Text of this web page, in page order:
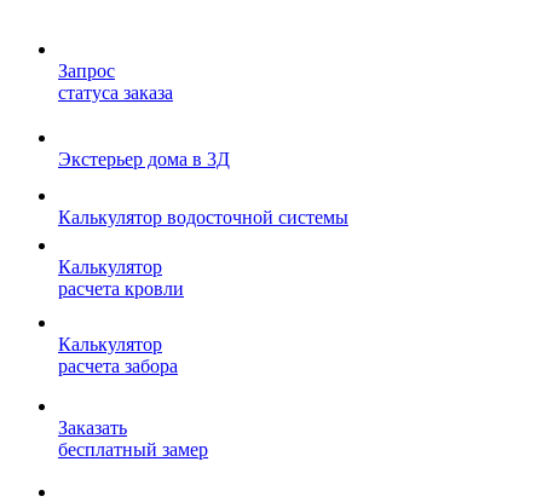
Запрос
статуса заказа
Экстерьер дома в 3Д
Калькулятор водосточной системы
Калькулятор
расчета кровли
Калькулятор
расчета забора
Заказать
бесплатный замер